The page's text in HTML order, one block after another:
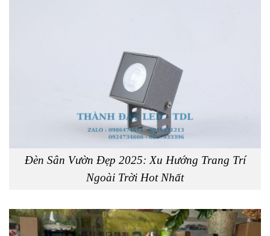
Đèn Sân Vườn Đẹp 2025: Xu Hướng Trang Trí
Ngoài Trời Hot Nhất